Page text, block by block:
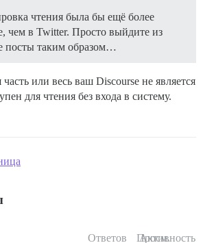
чтения была бы ещё более
чем в Twitter. Просто выйдите из
посты таким образом…
или весь ваш Discourse не является
для чтения без входа в систему.
Ответов Просм.
Активность